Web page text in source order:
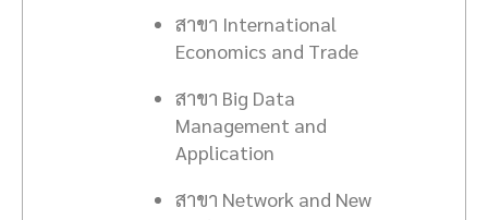
สาขา International
Economics and Trade
สาขา Big Data
Management and
Application
สาขา Network and New